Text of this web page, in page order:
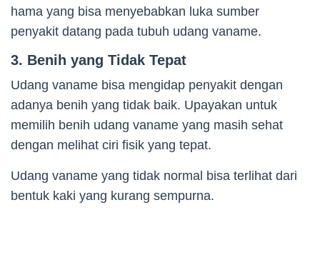
hama yang bisa menyebabkan luka sumber
penyakit datang pada tubuh udang vaname.
3. Benih yang Tidak Tepat
Udang vaname bisa mengidap penyakit dengan
adanya benih yang tidak baik. Upayakan untuk
memilih benih udang vaname yang masih sehat
dengan melihat ciri fisik yang tepat.
Udang vaname yang tidak normal bisa terlihat dari
bentuk kaki yang kurang sempurna.